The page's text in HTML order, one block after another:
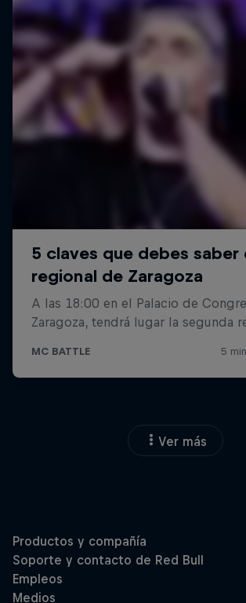
Ver más